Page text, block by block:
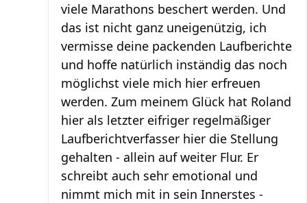
viele Marathons beschert werden. Und
das ist nicht ganz uneigenützig, ich
vermisse deine packenden Laufberichte
und hoffe natürlich inständig das noch
möglichst viele mich hier erfreuen
werden. Zum meinem Glück hat Roland
hier als letzter eifriger regelmäßiger
Laufberichtverfasser hier die Stellung
gehalten - allein auf weiter Flur. Er
schreibt auch sehr emotional und
nimmt mich mit in sein Innerstes -